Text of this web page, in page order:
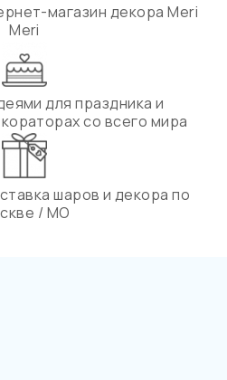
магазин декора Meri
Meri
для праздника и
со всего мира
шаров и декора по
/ МО